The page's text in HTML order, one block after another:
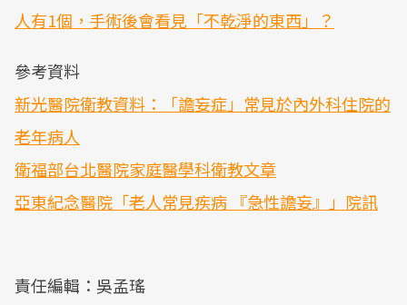
人有1個，手術後會看見「不乾淨的東西」？
參考資料
新光醫院衛教資料：「譫妄症」常見於內外科住院的
老年病人
衛福部台北醫院家庭醫學科衛教文章
亞東紀念醫院「老人常見疾病 『急性譫妄』」院訊
責任編輯：吳孟瑤